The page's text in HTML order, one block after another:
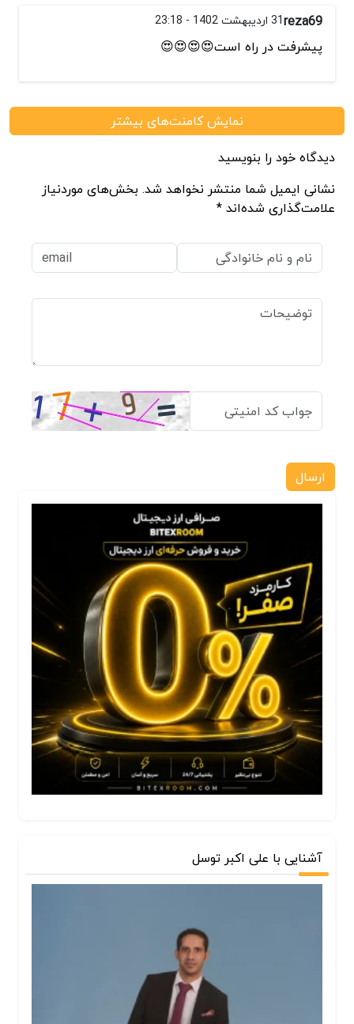
reza6931 اردیبهشت 1402 - 23:18
پیشرفت در راه است😍😍😍😍
نمایش کامنت‌های بیشتر
دیدگاه خود را بنویسید
نشانی ایمیل شما منتشر نخواهد شد. بخش‌های موردنیاز
علامت‌گذاری شده‌اند *
ارسال
آشنایی با علی اکبر توسل